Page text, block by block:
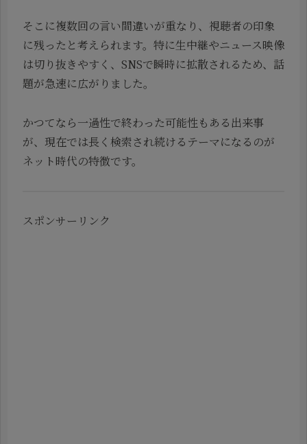
そこに複数回の言い間違いが重なり、視聴者の印象
に残ったと考えられます。特に生中継やニュース映像
は切り抜きやすく、SNSで瞬時に拡散されるため、話
題が急速に広がりました。
かつてなら一過性で終わった可能性もある出来事
が、現在では長く検索され続けるテーマになるのが
ネット時代の特徴です。
スポンサーリンク